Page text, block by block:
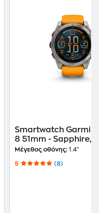
Smartwatch Garmin
8 51mm - Sapphire,
Titanium with Spark
Band
Μέγεθος οθόνης: 1.4"
5 (8)